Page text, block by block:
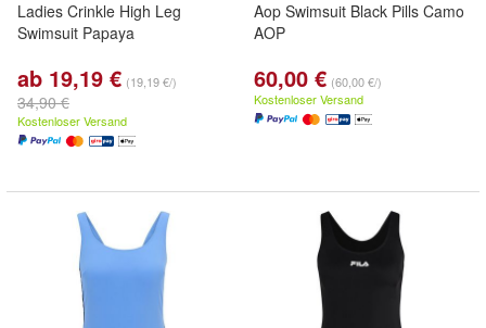
Ladies Crinkle High Leg
Swimsuit Papaya
ab 19,19 € (19,19 €/)
34,90 €
Kostenloser Versand
Aop Swimsuit Black Pills Camo
AOP
60,00 € (60,00 €/)
Kostenloser Versand